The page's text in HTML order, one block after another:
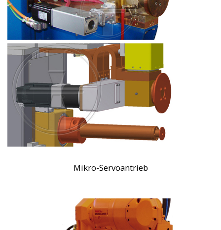
Mikro-Servoantrieb